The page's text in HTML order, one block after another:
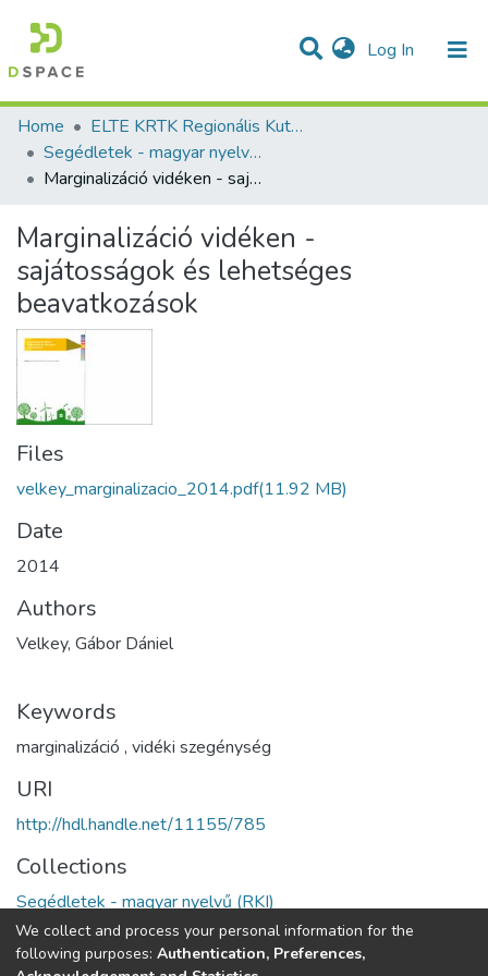
Log In (current)
Communities & Collections
Statistics
All of DSpace
Home
ELTE KRTK Regionális Kutatások Intézete
Segédletek - magyar nyelvű (RKI)
Marginalizáció vidéken - sajátosságok és lehetséges beavatkozások
Marginalizáció vidéken -
sajátosságok és lehetséges
beavatkozások
Files
velkey_marginalizacio_2014.pdf(11.92 MB)
Date
2014
Authors
Velkey, Gábor Dániel
Keywords
marginalizáció , vidéki szegénység
URI
http://hdl.handle.net/11155/785
Collections
Segédletek - magyar nyelvű (RKI)
Full item page
We collect and process your personal information for the
following purposes: Authentication, Preferences,